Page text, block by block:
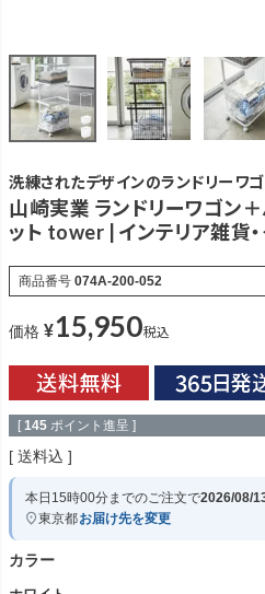
洗練されたデザインのランドリーワ
山崎実業 ランドリーワゴン
ット tower | インテリア雑貨
商品番号 074A-200-052
価格 ¥15,950税込
[ 145 ポイント進呈 ]
送料込
本日 15時00分までのご注文で2026/08/
東京都お届け先を変更
カラー